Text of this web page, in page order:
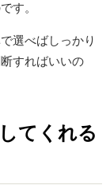
す。
選べばしっかり
すればいいの
てくれる